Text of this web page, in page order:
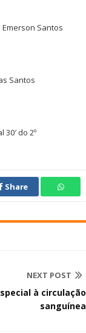
Emerson Santos
Santos
30′ do 2º
Share
NEXT POST
à circulação
sanguínea